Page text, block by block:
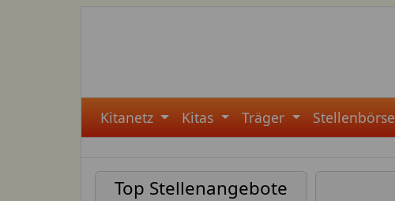
Kitanetz Kitas Träger Stellenbörse
Top Stellenangebote